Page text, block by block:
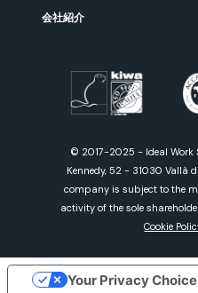
会社紹介
© 2017-2025 - Ideal Work
Kennedy, 52 - 31030 Vallà
company is subject to the
activity of the sole
Cookie
Your Privacy